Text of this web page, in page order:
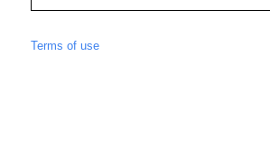
Terms of use